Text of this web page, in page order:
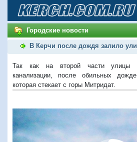
Городские новости
В Керчи после дождя залило
Так как на второй части улицы
канализации, после обильных
которая стекает с горы Митридат.